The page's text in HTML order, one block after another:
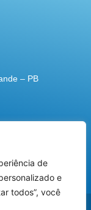
de
e
todos”, você
– PB